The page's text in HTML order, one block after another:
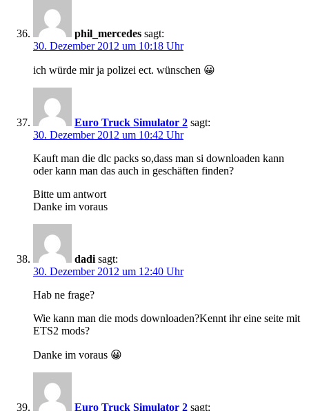
phil_mercedes sagt:
30. Dezember 2012 um 10:18 Uhr
ich würde mir ja polizei ect. wünschen 😀
Euro Truck Simulator 2 sagt:
30. Dezember 2012 um 10:42 Uhr
Kauft man die dlc packs so,dass man si downloaden kann
oder kann man das auch in geschäften finden?
Bitte um antwort
Danke im voraus
dadi sagt:
30. Dezember 2012 um 12:40 Uhr
Hab ne frage?
Wie kann man die mods downloaden?Kennt ihr eine seite mit
ETS2 mods?
Danke im voraus 😀
Euro Truck Simulator 2 sagt: